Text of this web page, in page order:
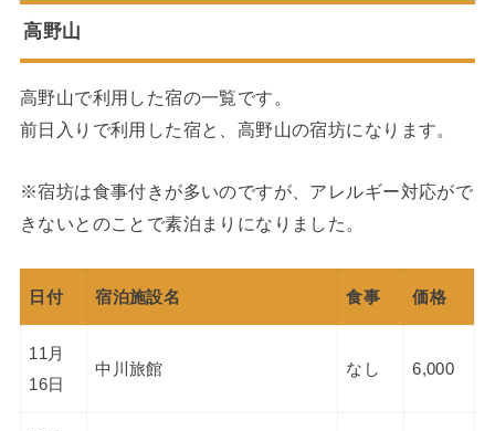
高野山
高野山で利用した宿の一覧です。
前日入りで利用した宿と、高野山の宿坊になります。
※宿坊は食事付きが多いのですが、アレルギー対応がで
きないとのことで素泊まりになりました。
日付 宿泊施設名 食事 価格
11月
16日
中川旅館 なし 6,000